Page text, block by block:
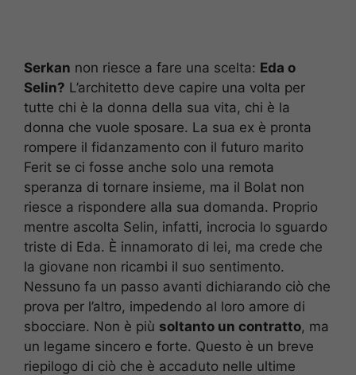
Serkan non riesce a fare una scelta: Eda o
Selin? L’architetto deve capire una volta per
tutte chi è la donna della sua vita, chi è la
donna che vuole sposare. La sua ex è pronta
rompere il fidanzamento con il futuro marito
Ferit se ci fosse anche solo una remota
speranza di tornare insieme, ma il Bolat non
riesce a rispondere alla sua domanda. Proprio
mentre ascolta Selin, infatti, incrocia lo sguardo
triste di Eda. È innamorato di lei, ma crede che
la giovane non ricambi il suo sentimento.
Nessuno fa un passo avanti dichiarando ciò che
prova per l’altro, impedendo al loro amore di
sbocciare. Non è più soltanto un contratto, ma
un legame sincero e forte. Questo è un breve
riepilogo di ciò che è accaduto nelle ultime